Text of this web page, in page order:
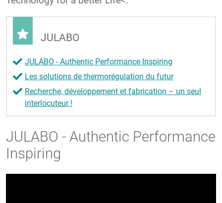
JULABO
JULABO - Authentic Performance Inspiring
Les solutions de thermorégulation du futur
Recherche, développement et fabrication – un seul
interlocuteur !
JULABO - Authentic Performance
Inspiring